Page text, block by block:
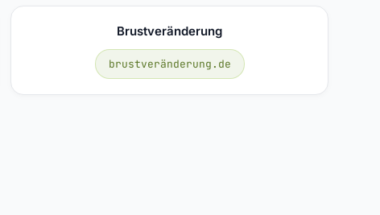
Brustveränderung
brustveränderung.de